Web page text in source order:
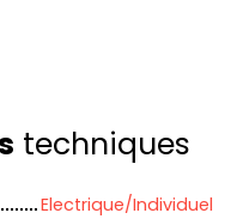
techniques
Electrique/Individuel